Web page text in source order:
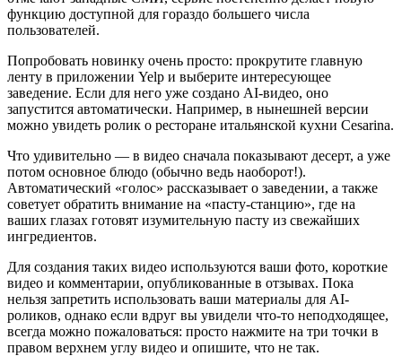
функцию доступной для гораздо большего числа
пользователей.
Попробовать новинку очень просто: прокрутите главную
ленту в приложении Yelp и выберите интересующее
заведение. Если для него уже создано AI-видео, оно
запустится автоматически. Например, в нынешней версии
можно увидеть ролик о ресторане итальянской кухни Cesarina.
Что удивительно — в видео сначала показывают десерт, а уже
потом основное блюдо (обычно ведь наоборот!).
Автоматический «голос» рассказывает о заведении, а также
советует обратить внимание на «пасту-станцию», где на
ваших глазах готовят изумительную пасту из свежайших
ингредиентов.
Для создания таких видео используются ваши фото, короткие
видео и комментарии, опубликованные в отзывах. Пока
нельзя запретить использовать ваши материалы для AI-
роликов, однако если вдруг вы увидели что-то неподходящее,
всегда можно пожаловаться: просто нажмите на три точки в
правом верхнем углу видео и опишите, что не так.